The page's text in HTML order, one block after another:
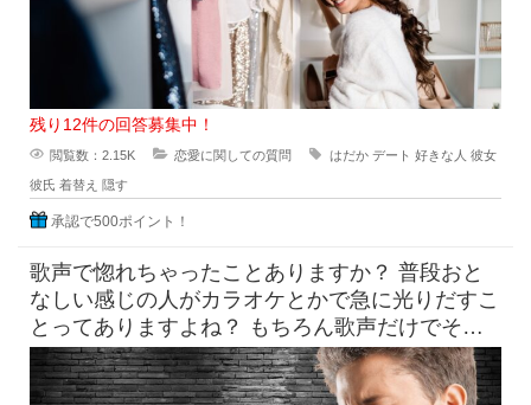
残り12件の回答募集中！
閲覧数：2.15K 恋愛に関しての質問 はだか デート 好きな人 彼女
彼氏 着替え 隠す
承認で500ポイント！
歌声で惚れちゃったことありますか？ 普段おと
なしい感じの人がカラオケとかで急に光りだすこ
とってありますよね？ もちろん歌声だけでその
他の要素は無視できる